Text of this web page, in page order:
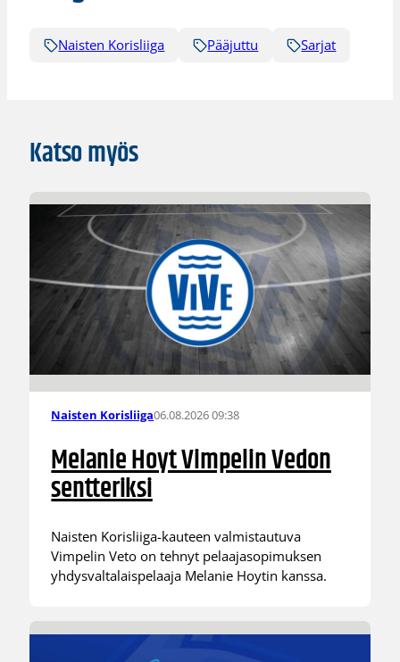
Naisten Korisliiga Pääjuttu Sarjat
Katso myös
Naisten Korisliiga06.08.2026 09:38
Melanie Hoyt Vimpelin Vedon
sentteriksi
Naisten Korisliiga-kauteen valmistautuva
Vimpelin Veto on tehnyt pelaajasopimuksen
yhdysvaltalaispelaaja Melanie Hoytin kanssa.